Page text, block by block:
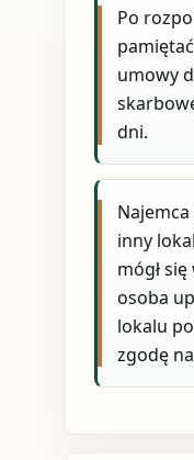
Po
umowy
dni.
inny
mógł
osoba
lokalu
zgodę